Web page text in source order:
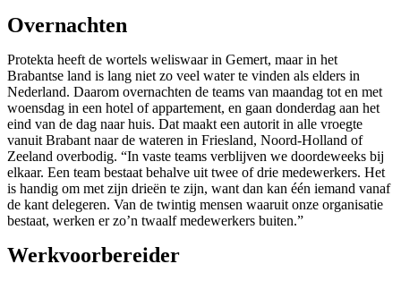
Overnachten
Protekta heeft de wortels weliswaar in Gemert, maar in het
Brabantse land is lang niet zo veel water te vinden als elders in
Nederland. Daarom overnachten de teams van maandag tot en met
woensdag in een hotel of appartement, en gaan donderdag aan het
eind van de dag naar huis. Dat maakt een autorit in alle vroegte
vanuit Brabant naar de wateren in Friesland, Noord-Holland of
Zeeland overbodig. “In vaste teams verblijven we doordeweeks bij
elkaar. Een team bestaat behalve uit twee of drie medewerkers. Het
is handig om met zijn drieën te zijn, want dan kan één iemand vanaf
de kant delegeren. Van de twintig mensen waaruit onze organisatie
bestaat, werken er zo’n twaalf medewerkers buiten.”
Werkvoorbereider